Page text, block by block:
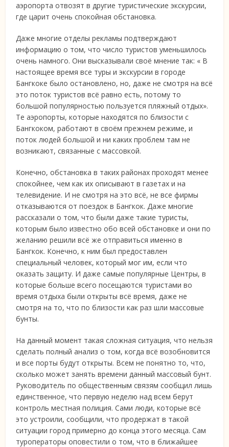
аэропорта отвозят в другие туристические экскурсии,
где царит очень спокойная обстановка.
Даже многие отделы рекламы подтверждают
информацию о том, что число туристов уменьшилось
очень намного. Они высказывали своё мнение так: « В
настоящее время все туры и экскурсии в городе
Бангкоке было остановлено, но, даже не смотря на всё
это поток туристов всё равно есть, потому то
большой популярностью пользуется пляжный отдых».
Те аэропорты, которые находятся по близости с
Бангкоком, работают в своём прежнем режиме, и
поток людей большой и ни каких проблем там не
возникают, связанные с массовкой.
Конечно, обстановка в таких районах проходят менее
спокойнее, чем как их описывают в газетах и на
телевидение. И не смотря на это всё, не все фирмы
отказываются от поездок в Бангкок. Даже многие
рассказали о том, что были даже такие туристы,
которым было известно обо всей обстановке и они по
желанию решили всё же отправиться именно в
Бангкок. Конечно, к ним был предоставлен
специальный человек, который мог им, если что
оказать защиту. И даже самые популярные Центры, в
которые больше всего посещаются туристами во
время отдыха были открыты всё время, даже не
смотря на то, что по близости как раз шли массовые
бунты.
На данный момент такая сложная ситуация, что нельзя
сделать полный анализ о том, когда всё возобновится
и все порты будут открыты. Всем не понятно то, что,
сколько может занять времени данный массовый бунт.
Руководитель по общественным связям сообщил лишь
единственное, что первую неделю над всем берут
контроль местная полиция. Сами люди, которые всё
это устроили, сообщили, что продержат в такой
ситуации город примерно до конца этого месяца. Сам
туроператоры оповестили о том, что в ближайшее